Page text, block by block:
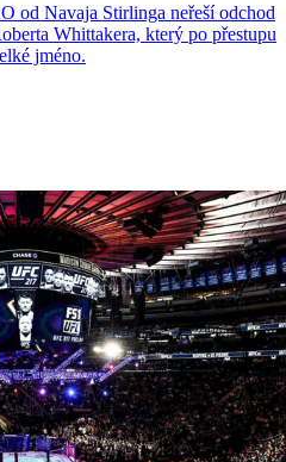
od Navaja Stirlinga neřeší odchod
Whittakera, který po přestupu
jméno.